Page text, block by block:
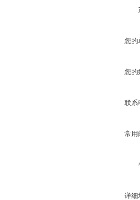
您的
您的
联系
常用
详细